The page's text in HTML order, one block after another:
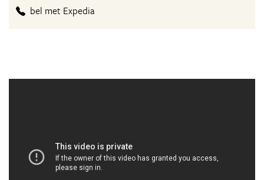
bel met Expedia